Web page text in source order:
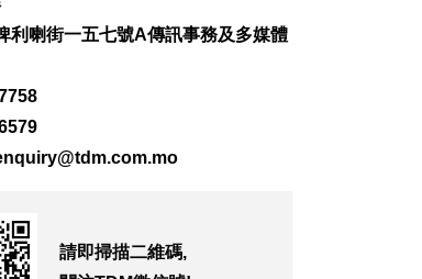
上半年新成立公司
內地漢涉不法匯兌被
氹仔徐日昇寅公馬路
利喇街一五七號A傳訊事務及多媒體
請即掃描二維碼,